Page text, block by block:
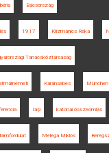
Bácsország
1917 Krizmanics Réka
Tanácsköztársaság
Karánsebes München
Iaşi katonai összeomlás
Melega Miklós